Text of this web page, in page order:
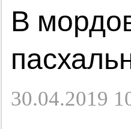
В
30.04.2019